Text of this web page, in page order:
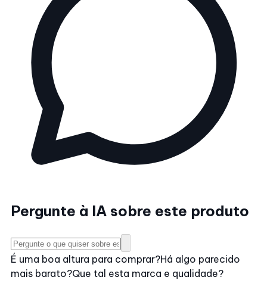
Pergunte à IA sobre este produto
É uma boa altura para comprar?Há algo parecido
mais barato?Que tal esta marca e qualidade?